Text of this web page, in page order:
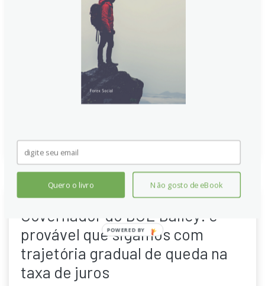
A libra esterlina enfrentou fraco desempenho frente
às moedas G10 nesta semana, acompanhando o iene,
conforme o recuo nos rendimentos de gilts de longo
prazo aumentou a preocupação com as finanças
britânicas. Analista da MUFG aponta incerteza sobre o
ritmo de cortes do BoE e QT no curto prazo também.
Governador do BOE Bailey: é
provável que sigamos com
trajetória gradual de queda na
taxa de juros
Quero o livro Não gosto de eBook
POWERED BY